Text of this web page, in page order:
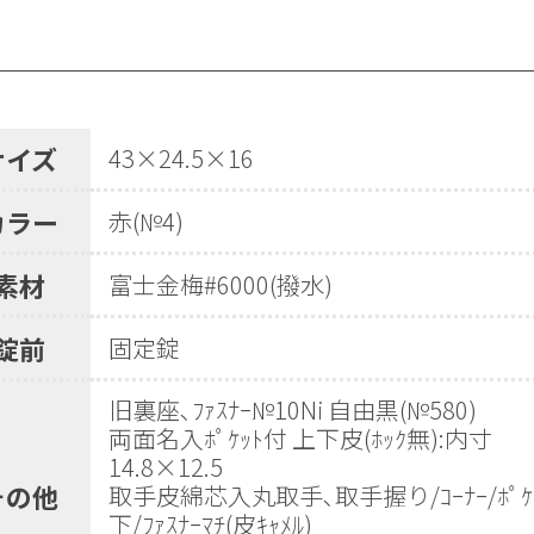
ズ 43×24.5×16
ー 赤(№4)
材 富士金梅#6000(撥水)
前 固定錠
他
旧裏座､ﾌｧｽﾅｰ№10Ni 自由黒(№580)
両面名入ﾎﾟｹｯﾄ付 上下皮(ﾎｯｸ無):内寸
14.8×12.5
取手皮綿芯入丸取手､取手握り/ｺｰﾅｰ/ﾎﾟ
下/ﾌｧｽﾅｰﾏﾁ(皮ｷｬﾒﾙ)